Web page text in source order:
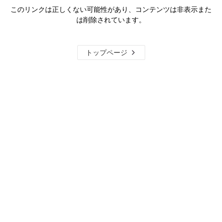
このリンクは正しくない可能性があり、コンテンツは非表示また
は削除されています。
トップページ